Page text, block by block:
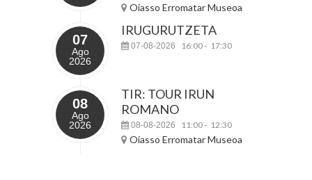
Oiasso Erromatar Museoa
07
Ago
2026
IRUGURUTZETA
07-08-2026 16:00- 17:30
08
Ago
2026
TIR: TOUR IRUN
ROMANO
08-08-2026 11:00- 12:30
Oiasso Erromatar Museoa